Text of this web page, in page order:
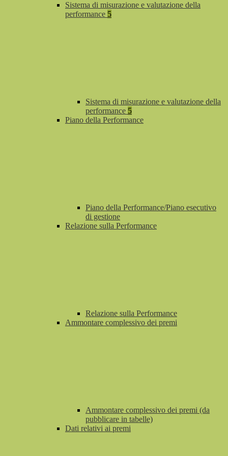
Sistema di misurazione e valutazione della
performance 5
Sistema di misurazione e valutazione della
performance 5
Piano della Performance
Piano della Performance/Piano esecutivo
di gestione
Relazione sulla Performance
Relazione sulla Performance
Ammontare complessivo dei premi
Ammontare complessivo dei premi (da
pubblicare in tabelle)
Dati relativi ai premi